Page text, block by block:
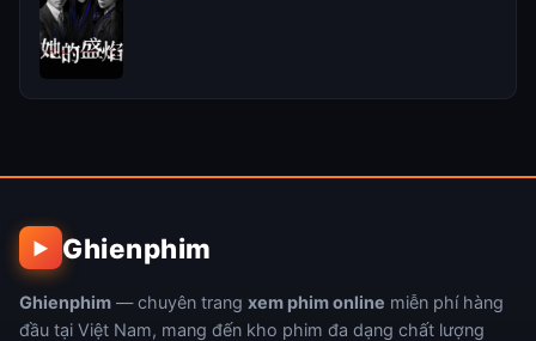
▶ Ghienphim
Ghienphim — chuyên trang xem phim online miễn phí hàng
đầu tại Việt Nam, mang đến kho phim đa dạng chất lượng